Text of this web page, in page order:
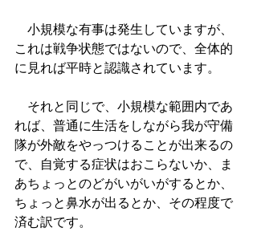
小規模な有事は発生していますが、
これは戦争状態ではないので、全体的
に見れば平時と認識されています。
それと同じで、小規模な範囲内であ
れば、普通に生活をしながら我が守備
隊が外敵をやっつけることが出来るの
で、自覚する症状はおこらないか、ま
あちょっとのどがいがいがするとか、
ちょっと鼻水が出るとか、その程度で
済む訳です。